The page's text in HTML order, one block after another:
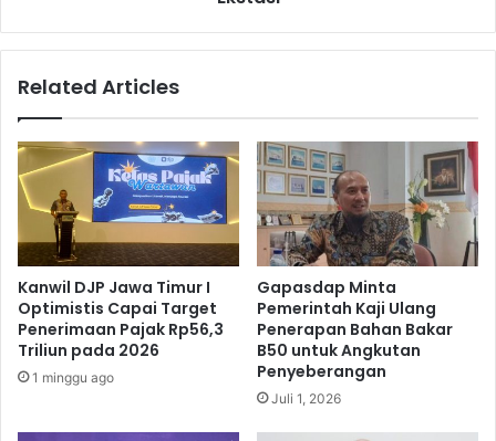
Related Articles
Kanwil DJP Jawa Timur I
Optimistis Capai Target
Penerimaan Pajak Rp56,3
Triliun pada 2026
1 minggu ago
Gapasdap Minta
Pemerintah Kaji Ulang
Penerapan Bahan Bakar
B50 untuk Angkutan
Penyeberangan
Juli 1, 2026